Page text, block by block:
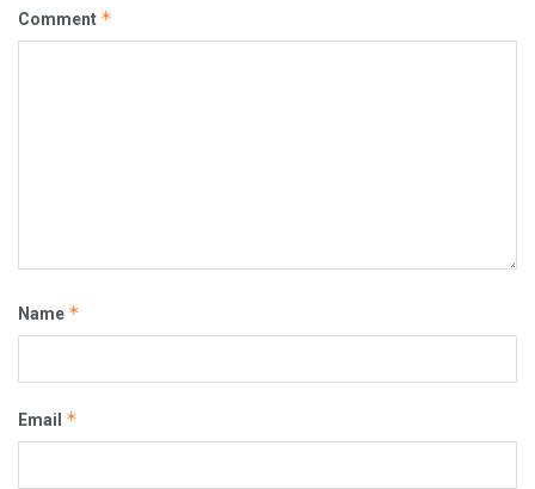
Comment *
Name *
Email *